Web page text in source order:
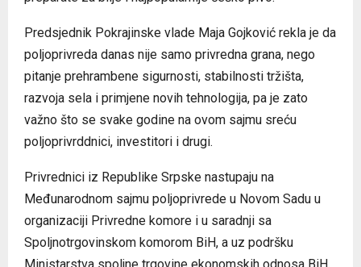
Predsjednik Pokrajinske vlade Maja Gojković rekla je da
poljoprivreda danas nije samo privredna grana, nego
pitanje prehrambene sigurnosti, stabilnosti tržišta,
razvoja sela i primjene novih tehnologija, pa je zato
važno što se svake godine na ovom sajmu sreću
poljoprivrddnici, investitori i drugi.
Privrednici iz Republike Srpske nastupaju na
Međunarodnom sajmu poljoprivrede u Novom Sadu u
organizaciji Privredne komore i u saradnji sa
Spoljnotrgovinskom komorom BiH, a uz podršku
Ministarstva spoljne trgovine ekonomskih odnosa BiH,